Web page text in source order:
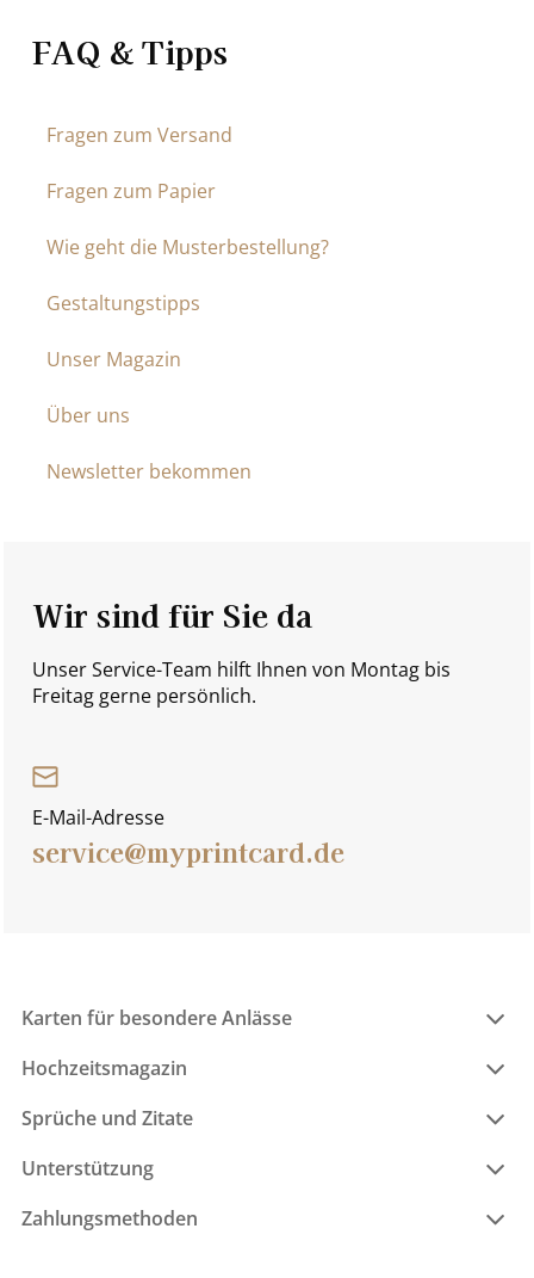
FAQ & Tipps
Fragen zum Versand
Fragen zum Papier
Wie geht die Musterbestellung?
Gestaltungstipps
Unser Magazin
Über uns
Newsletter bekommen
Wir sind für Sie da
Unser Service-Team hilft Ihnen von Montag bis
Freitag gerne persönlich.
E-Mail-Adresse
service@myprintcard.de
Karten für besondere Anlässe
Hochzeitsmagazin
Sprüche und Zitate
Unterstützung
Zahlungsmethoden